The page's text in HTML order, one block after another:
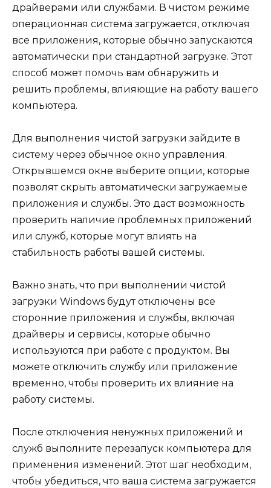
драйверами или службами. В чистом режиме
операционная система загружается, отключая
все приложения, которые обычно запускаются
автоматически при стандартной загрузке. Этот
способ может помочь вам обнаружить и
решить проблемы, влияющие на работу вашего
компьютера.
Для выполнения чистой загрузки зайдите в
систему через обычное окно управления.
Открывшемся окне выберите опции, которые
позволят скрыть автоматически загружаемые
приложения и службы. Это даст возможность
проверить наличие проблемных приложений
или служб, которые могут влиять на
стабильность работы вашей системы.
Важно знать, что при выполнении чистой
загрузки Windows будут отключены все
сторонние приложения и службы, включая
драйверы и сервисы, которые обычно
используются при работе с продуктом. Вы
можете отключить службу или приложение
временно, чтобы проверить их влияние на
работу системы.
После отключения ненужных приложений и
служб выполните перезапуск компьютера для
применения изменений. Этот шаг необходим,
чтобы убедиться, что ваша система загружается